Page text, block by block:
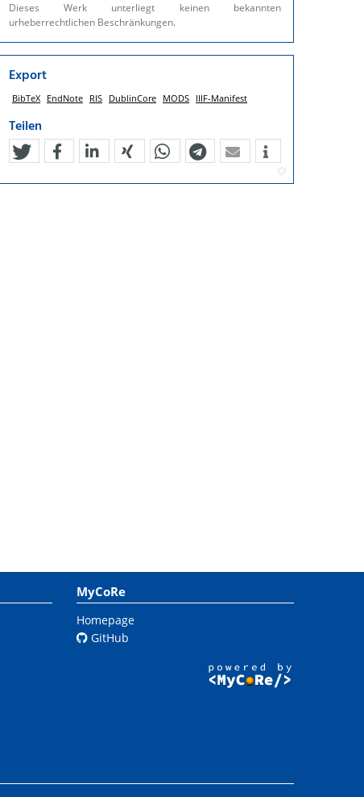
Dieses Werk unterliegt keinen bekannten
urheberrechtlichen Beschränkungen.
Export
BibTeX EndNote RIS DublinCore MODS IIIF-Manifest
Teilen
MyCoRe
Homepage
GitHub